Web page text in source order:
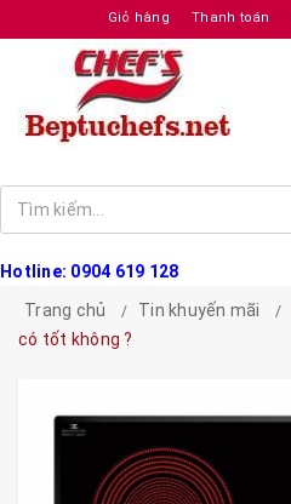
Giỏ hàng Thanh toán
Hotline: 0904 619 128
Trang chủ
Tin khuyến mãi
có tốt không ?